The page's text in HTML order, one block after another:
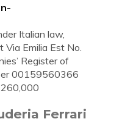
Italian law,
Emilia Est No.
Register of
00159560366
Ferrari